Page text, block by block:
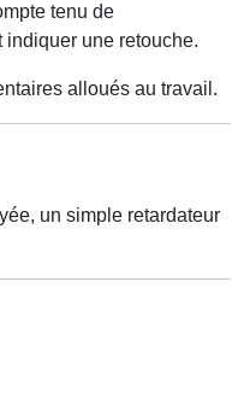
tenu de
indiquer une retouche.
alloués au travail.
un simple retardateur